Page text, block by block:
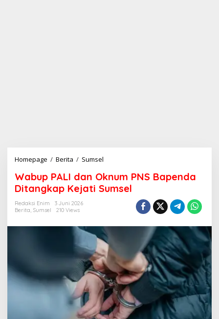
Homepage / Berita / Sumsel
b
u
p
d
a
n
O
k
n
u
m
P
Wabup PALI dan Oknum PNS Bapenda
Ditangkap Kejati Sumsel
Redaksi Enim
3 Juni 2026
Berita, Sumsel 210 Views